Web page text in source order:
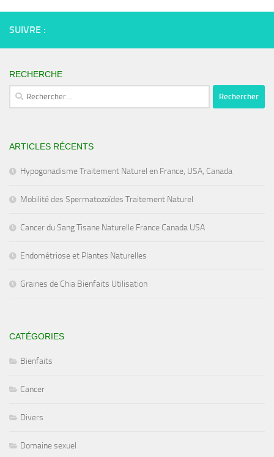
SUIVRE :
RECHERCHE
Rechercher :
ARTICLES RÉCENTS
Hypogonadisme Traitement Naturel en France, USA, Canada
Mobilité des Spermatozoïdes Traitement Naturel
Cancer du Sang Tisane Naturelle France Canada USA
Endométriose et Plantes Naturelles
Graines de Chia Bienfaits Utilisation
CATÉGORIES
Bienfaits
Cancer
Divers
Domaine sexuel